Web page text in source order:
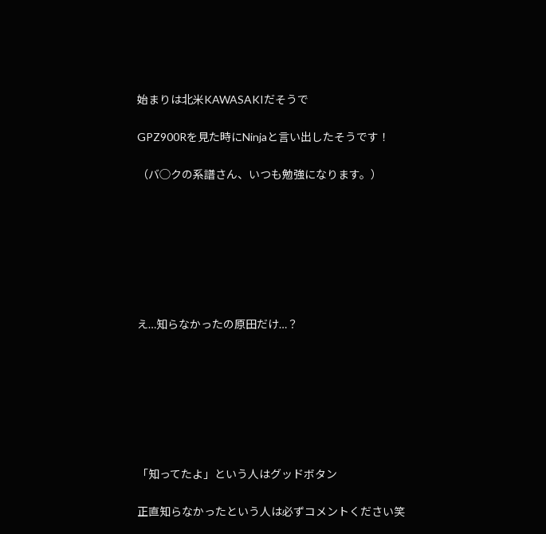
始まりは北米KAWASAKIだそうで
GPZ900Rを見た時にNinjaと言い出したそうです！
（バ◯クの系譜さん、いつも勉強になります。）
え…知らなかったの原田だけ…？
「知ってたよ」という人はグッドボタン
正直知らなかったという人は必ずコメントください笑